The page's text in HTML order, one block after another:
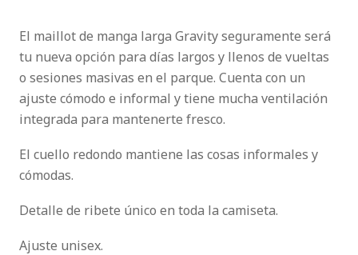
El maillot de manga larga Gravity seguramente será
tu nueva opción para días largos y llenos de vueltas
o sesiones masivas en el parque. Cuenta con un
ajuste cómodo e informal y tiene mucha ventilación
integrada para mantenerte fresco.
El cuello redondo mantiene las cosas informales y
cómodas.
Detalle de ribete único en toda la camiseta.
Ajuste unisex.